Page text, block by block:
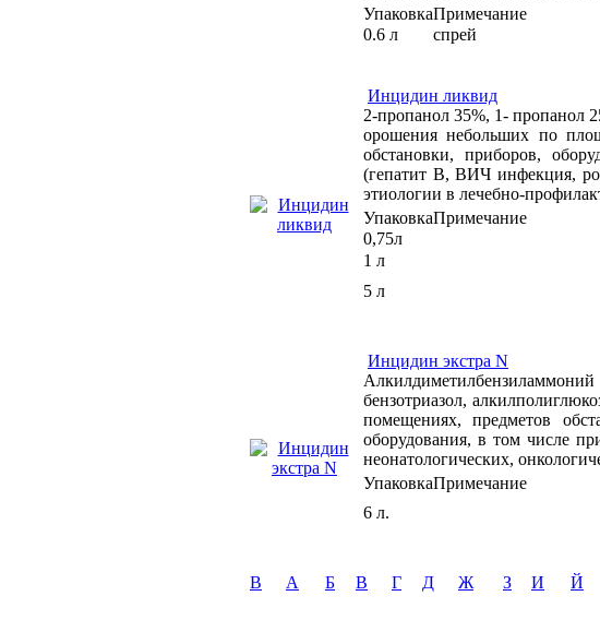
УпаковкаПримечание
0.6 л
спрей
Инцидин ликвид
2-пропанол 35%, 1- пропанол
орошения небольших по
обстановки, приборов,
(гепатит В, ВИЧ инфекция,
этиологии в лечебно-
УпаковкаПримечание
0,75л
1 л
5 л
Инцидин экстра N
бензотриазол,
помещениях, предметов
оборудования, в том числе
неонатологических,
УпаковкаПримечание
6 л.
B А Б В Г Д Ж З И Й